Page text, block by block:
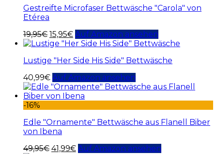
Gestreifte Microfaser Bettwäsche "Carola" von
Etérea
19,95€ 15,95€ Auf Amazon ansehen
Lustige "Her Side His Side" Bettwäsche
40,99€ Auf Amazon ansehen
-16%
Edle "Ornamente" Bettwäsche aus Flanell Biber
von Ibena
49,95€ 41,99€ Auf Amazon ansehen